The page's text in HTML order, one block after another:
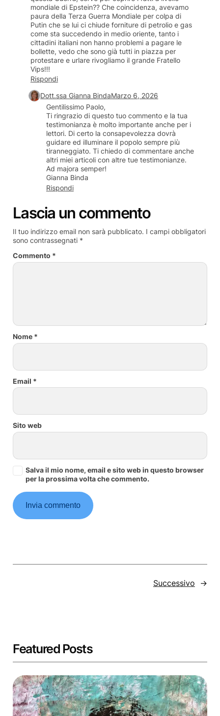
mondiale di Epstein?? Che coincidenza, avevamo
paura della Terza Guerra Mondiale per colpa di
Putin che se lui ci chiude forniture di petrolio e gas
come sta succedendo in medio oriente, tanto i
cittadini italiani non hanno problemi a pagare le
bollette, vedo che sono già tutti in piazza per
protestare e urlare rivogliamo il grande Fratello
Vips!!!
Rispondi
Dott.ssa Gianna BindaMarzo 6, 2026
Gentilissimo Paolo,
Ti ringrazio di questo tuo commento e la tua
testimonianza è molto importante anche per i
lettori. Di certo la consapevolezza dovrà
guidare ed illuminare il popolo sempre più
tiranneggiato. Ti chiedo di commentare anche
altri miei articoli con altre tue testimonianze.
Ad majora semper!
Gianna Binda
Rispondi
Lascia un commento
Il tuo indirizzo email non sarà pubblicato. I campi obbligatori
sono contrassegnati *
Commento *
Nome *
Email *
Sito web
Salva il mio nome, email e sito web in questo browser
per la prossima volta che commento.
Successivo →
Featured Posts